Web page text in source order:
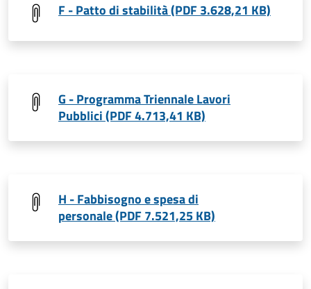
F - Patto di stabilità (PDF 3.628,21 KB)
G - Programma Triennale Lavori
Pubblici (PDF 4.713,41 KB)
H - Fabbisogno e spesa di
personale (PDF 7.521,25 KB)